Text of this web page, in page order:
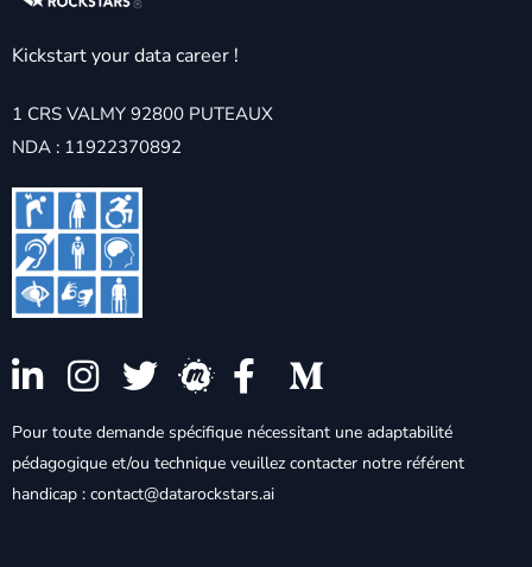
Kickstart your data career !
1 CRS VALMY 92800 PUTEAUX
NDA : 11922370892
Pour toute demande spécifique nécessitant une adaptabilité
pédagogique et/ou technique veuillez contacter notre référent
handicap : contact@datarockstars.ai